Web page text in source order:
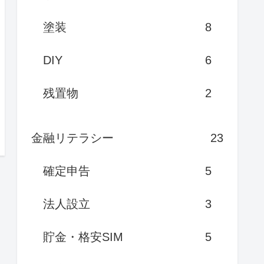
塗装 8
DIY 6
残置物 2
金融リテラシー 23
確定申告 5
法人設立 3
貯金・格安SIM 5